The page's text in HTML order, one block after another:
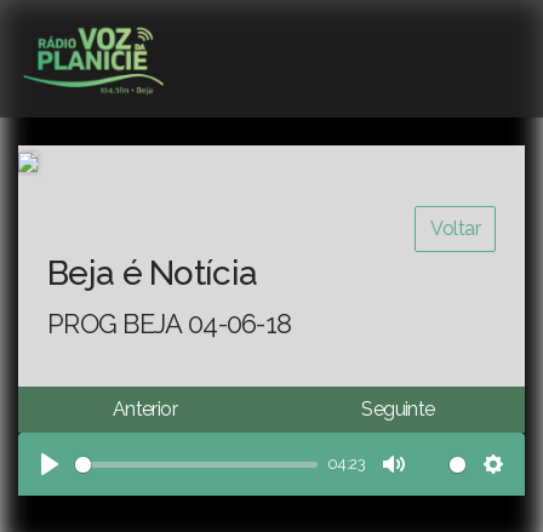
Voltar
Beja é Notícia
PROG BEJA 04-06-18
Anterior Seguinte
Play
04:23
Mute